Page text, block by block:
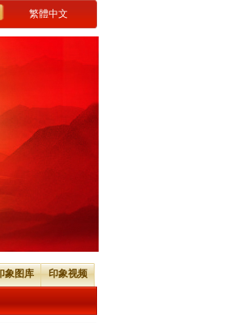
繁體中文
象图库 印象视频